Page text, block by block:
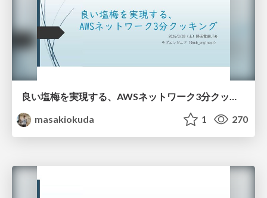
良い塩梅を実現する、AWSネットワーク3分クッキング
masakiokuda
1 270